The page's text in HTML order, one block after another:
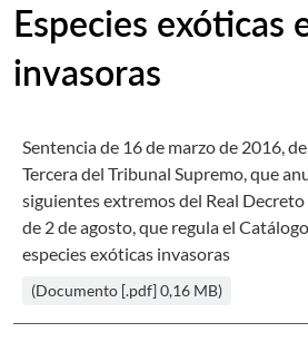
Especies exóticas
invasoras
Sentencia de 16 de marzo de 2016,
Tercera del Tribunal Supremo, que
siguientes extremos del Real
de 2 de agosto, que regula el
especies exóticas invasoras
(Documento [.pdf] 0,16 MB)